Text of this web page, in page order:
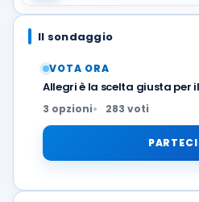
Il sondaggio
VOTA ORA
Allegri è la scelta giusta per
3 opzioni 283 voti